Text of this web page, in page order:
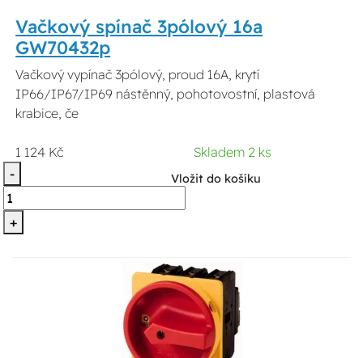
Vačkový spínač 3pólový 16a
GW70432p
Vačkový vypínač 3pólový, proud 16A, krytí
IP66/IP67/IP69 nástěnný, pohotovostní, plastová
krabice, če
1 124 Kč
Skladem 2 ks
-
+
Vložit do košíku